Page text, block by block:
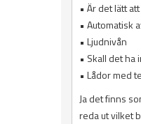
• Är det lätt
• Automatisk
• Ljudnivån
• Skall det ha
• Lådor med
Ja det finns
reda ut vilket